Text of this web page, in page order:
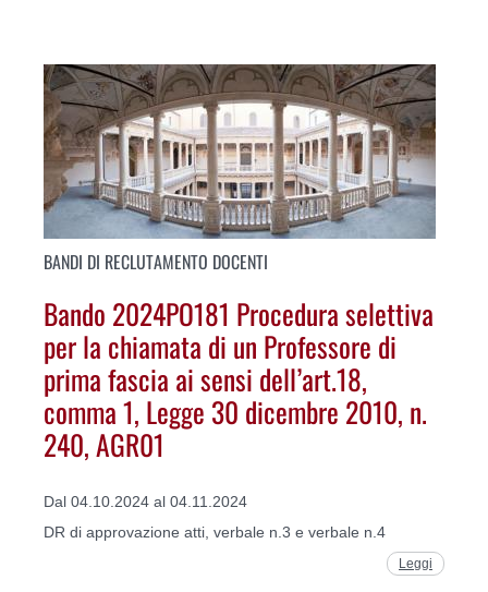
BANDI DI RECLUTAMENTO DOCENTI
Bando 2024PO181 Procedura selettiva
per la chiamata di un Professore di
prima fascia ai sensi dell’art.18,
comma 1, Legge 30 dicembre 2010, n.
240, AGR01
Dal 04.10.2024 al 04.11.2024
DR di approvazione atti, verbale n.3 e verbale n.4
Leggi